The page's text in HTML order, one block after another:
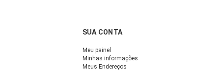
SUA CONTA
Meu painel
Minhas informações
Meus Endereços